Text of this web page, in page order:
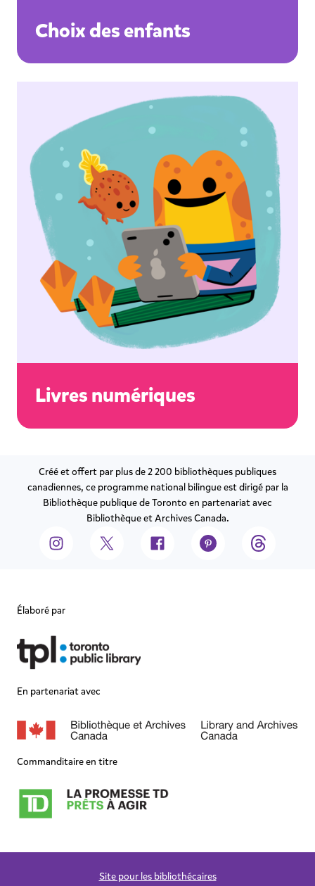
Choix des enfants
Livres numériques
Créé et o­ffert par plus de 2 200 bibliothèques publiques
canadiennes, ce programme national bilingue est dirigé par la
Bibliothèque publique de Toronto en partenariat avec
Bibliothèque et Archives Canada.
Élaboré par
En partenariat avec
Commanditaire en titre
Site pour les bibliothécaires